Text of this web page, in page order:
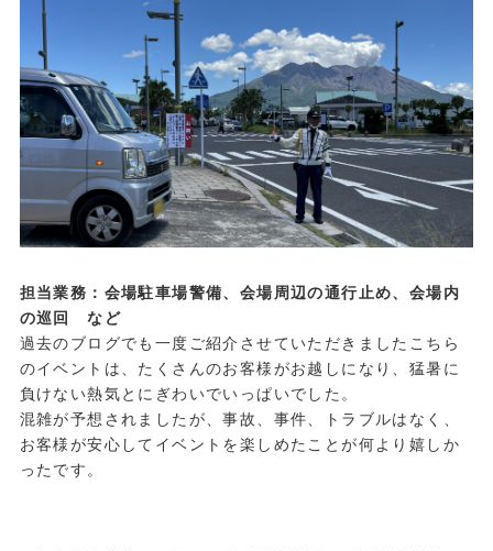
担当業務：会場駐車場警備、会場周辺の通行止め、会場内
の巡回 など
過去のブログでも一度ご紹介させていただきましたこちら
のイベントは、たくさんのお客様がお越しになり、猛暑に
負けない熱気とにぎわいでいっぱいでした。
混雑が予想されましたが、事故、事件、トラブルはなく、
お客様が安心してイベントを楽しめたことが何より嬉しか
ったです。